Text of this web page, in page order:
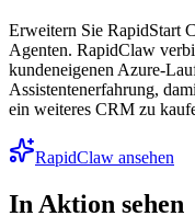
Erweitern Sie RapidStart
Agenten. RapidClaw
kundeneigenen Azure-
Assistentenerfahrung,
ein weiteres CRM zu
RapidClaw ansehen
In Aktion sehen